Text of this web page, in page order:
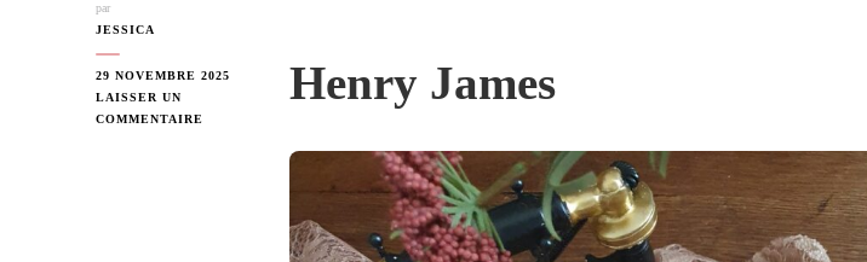
par
JESSICA
29 NOVEMBRE 2025
LAISSER UN
COMMENTAIRE
Henry James